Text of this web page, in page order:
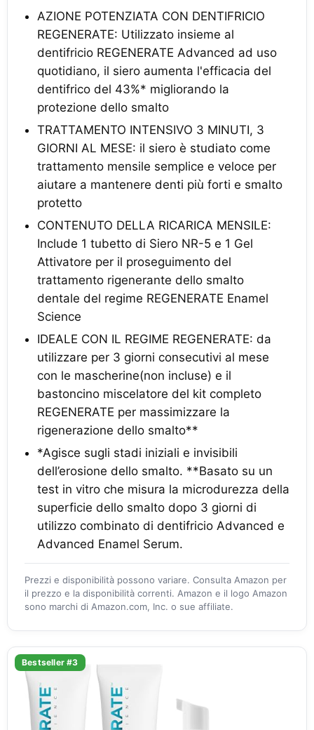
AZIONE POTENZIATA CON DENTIFRICIO
REGENERATE: Utilizzato insieme al
dentifricio REGENERATE Advanced ad uso
quotidiano, il siero aumenta l'efficacia del
dentifrico del 43%* migliorando la
protezione dello smalto
TRATTAMENTO INTENSIVO 3 MINUTI, 3
GIORNI AL MESE: il siero è studiato come
trattamento mensile semplice e veloce per
aiutare a mantenere denti più forti e smalto
protetto
CONTENUTO DELLA RICARICA MENSILE:
Include 1 tubetto di Siero NR-5 e 1 Gel
Attivatore per il proseguimento del
trattamento rigenerante dello smalto
dentale del regime REGENERATE Enamel
Science
IDEALE CON IL REGIME REGENERATE: da
utilizzare per 3 giorni consecutivi al mese
con le mascherine(non incluse) e il
bastoncino miscelatore del kit completo
REGENERATE per massimizzare la
rigenerazione dello smalto**
*Agisce sugli stadi iniziali e invisibili
dell’erosione dello smalto. **Basato su un
test in vitro che misura la microdurezza della
superficie dello smalto dopo 3 giorni di
utilizzo combinato di dentifricio Advanced e
Advanced Enamel Serum.
Prezzi e disponibilità possono variare. Consulta Amazon per
il prezzo e la disponibilità correnti. Amazon e il logo Amazon
sono marchi di Amazon.com, Inc. o sue affiliate.
Bestseller #3